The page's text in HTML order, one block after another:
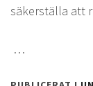
säkerställa att
…